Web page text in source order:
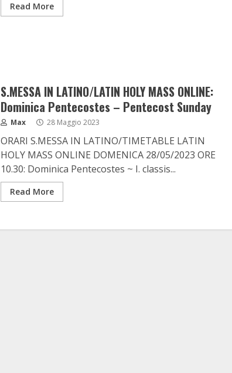
Read More
S.MESSA IN LATINO/LATIN HOLY MASS ONLINE:
Dominica Pentecostes – Pentecost Sunday
Max 28 Maggio 2023
ORARI S.MESSA IN LATINO/TIMETABLE LATIN
HOLY MASS ONLINE DOMENICA 28/05/2023 ORE
10.30: Dominica Pentecostes ~ I. classis...
Read More